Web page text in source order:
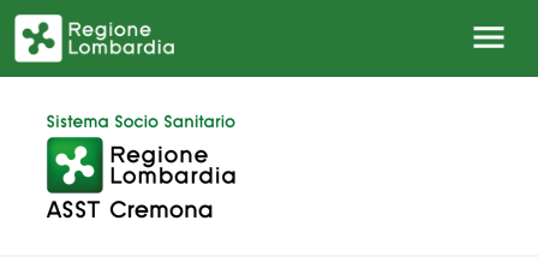
Salta al contenuto principale